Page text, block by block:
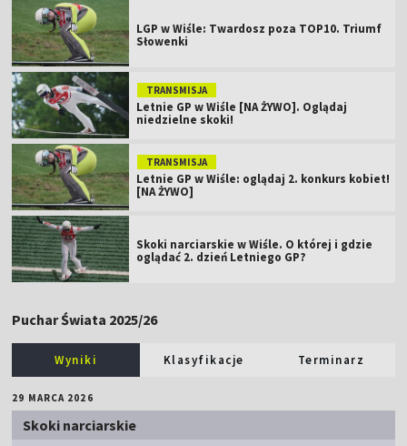
LGP w Wiśle: Twardosz poza TOP10. Triumf
Słowenki
TRANSMISJA
Letnie GP w Wiśle [NA ŻYWO]. Oglądaj
niedzielne skoki!
TRANSMISJA
Letnie GP w Wiśle: oglądaj 2. konkurs kobiet!
[NA ŻYWO]
Skoki narciarskie w Wiśle. O której i gdzie
oglądać 2. dzień Letniego GP?
Puchar Świata 2025/26
Wyniki Klasyfikacje Terminarz
29 MARCA 2026
Skoki narciarskie